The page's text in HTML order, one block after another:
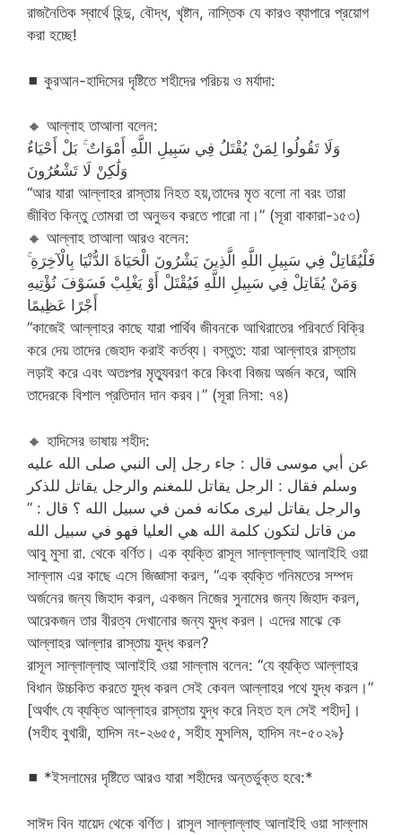
রাজনৈতিক স্বার্থে হিন্দু, বৌদ্ধ, খৃষ্টান, নাস্তিক যে কারও ব্যাপারে প্রয়োগ
করা হচ্ছে!
◼ কুরআন-হাদিসের দৃষ্টিতে শহীদের পরিচয় ও মর্যাদা:
🔸 আল্লাহ তাআলা বলেন:
وَلَا تَقُولُوا لِمَنْ يُقْتَلُ فِي سَبِيلِ اللَّهِ أَمْوَاتٌ ۚ بَلْ أَحْيَاءٌ
وَلَٰكِنْ لَا تَشْعُرُونَ
“আর যারা আল্লাহর রাস্তায় নিহত হয়,তাদের মৃত বলো না বরং তারা
জীবিত কিন্তু তোমরা তা অনুভব করতে পারো না।” (সূরা বাকারা-১৫৩)
🔸 আল্লাহ তাআলা আরও বলেন:
فَلْيُقَاتِلْ فِي سَبِيلِ اللَّهِ الَّذِينَ يَشْرُونَ الْحَيَاةَ الدُّنْيَا بِالْآخِرَةِ ۚ
وَمَنْ يُقَاتِلْ فِي سَبِيلِ اللَّهِ فَيُقْتَلْ أَوْ يَغْلِبْ فَسَوْفَ نُؤْتِيهِ
أَجْرًا عَظِيمًا
“কাজেই আল্লাহর কাছে যারা পার্থিব জীবনকে আখিরাতের পরিবর্তে বিক্রি
করে দেয় তাদের জেহাদ করাই কর্তব্য। বস্তুত: যারা আল্লাহর রাস্তায়
লড়াই করে এবং অতঃপর মৃত্যুবরণ করে কিংবা বিজয় অর্জন করে, আমি
তাদেরকে বিশাল প্রতিদান দান করব।” (সূরা নিসা: ৭৪)
🔸 হাদিসের ভাষায় শহীদ:
عن أبي موسى قال : جاء رجل إلى النبي صلى الله عليه
وسلم فقال : الرجل يقاتل للمغنم والرجل يقاتل للذكر
والرجل يقاتل ليرى مكانه فمن في سبيل الله ؟ قال : ”
من قاتل لتكون كلمة الله هي العليا فهو في سبيل الله
আবু মুসা রা. থেকে বর্ণিত। এক ব্যক্তি রাসূল সাল্লাল্লাহু আলাইহি ওয়া
সাল্লাম এর কাছে এসে জিজ্ঞাসা করল, “এক ব্যক্তি গনিমতের সম্পদ
অর্জনের জন্য জিহাদ করল, একজন নিজের সুনামের জন্য জিহাদ করল,
আরেকজন তার বীরত্ব দেখানোর জন্য যুদ্ধ করল। এদের মাঝে কে
আল্লাহর আল্লার রাস্তায় যুদ্ধ করল?
রাসূল সাল্লাল্লাহু আলাইহি ওয়া সাল্লাম বলেন: “যে ব্যক্তি আল্লাহর
বিধান উচ্চকিত করতে যুদ্ধ করল সেই কেবল আল্লাহর পথে যুদ্ধ করল।”
[অর্থাৎ যে ব্যক্তি আল্লাহর রাস্তায় যুদ্ধ করে নিহত হল সেই শহীদ]।
(সহীহ বুখারী, হাদিস নং-২৬৫৫, সহীহ মুসলিম, হাদিস নং-৫০২৯}
◼ *ইসলামের দৃষ্টিতে আরও যারা শহীদের অন্তর্ভুক্ত হবে:*
সাঈদ বিন যায়েদ থেকে বর্ণিত। রাসূল সাল্লাল্লাহু আলাইহি ওয়া সাল্লাম